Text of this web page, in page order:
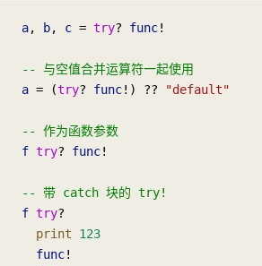
a, b, c = try? func!
-- 与空值合并运算符一起使用
a = (try? func!) ?? "default"
-- 作为函数参数
f try? func!
-- 带 catch 块的 try!
f try?
  print
123
  func
!